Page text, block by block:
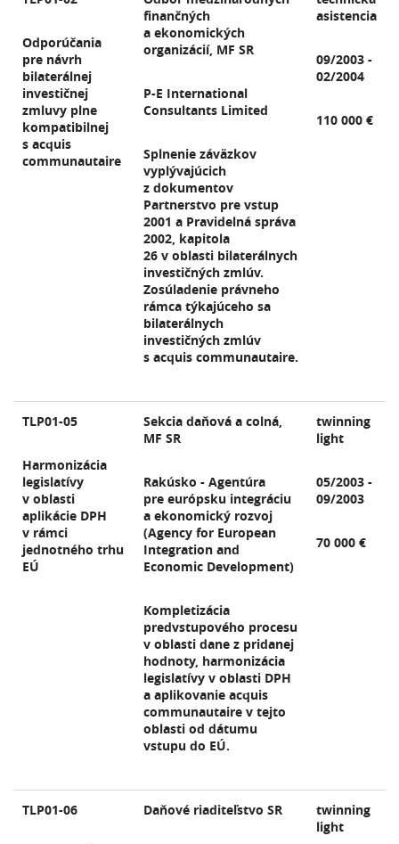
Odporúčania
pre návrh
bilaterálnej
investičnej
zmluvy plne
kompatibilnej
s acquis
communautaire
finančných
a ekonomických
organizácií, MF SR
P-E International
Consultants Limited
Splnenie záväzkov
vyplývajúcich
z dokumentov
Partnerstvo pre vstup
2001 a Pravidelná správa
2002, kapitola
26 v oblasti bilaterálnych
investičných zmlúv.
Zosúladenie právneho
rámca týkajúceho sa
bilaterálnych
investičných zmlúv
s acquis communautaire.
asistencia
09/2003 -
02/2004
110 000 €
TLP01-05
Harmonizácia
legislatívy
v oblasti
aplikácie DPH
v rámci
jednotného trhu
EÚ
Sekcia daňová a colná,
MF SR
Rakúsko - Agentúra
pre európsku integráciu
a ekonomický rozvoj
(Agency for European
Integration and
Economic Development)
Kompletizácia
predvstupového procesu
v oblasti dane z pridanej
hodnoty, harmonizácia
legislatívy v oblasti DPH
a aplikovanie acquis
communautaire v tejto
oblasti od dátumu
vstupu do EÚ.
twinning
light
05/2003 -
09/2003
70 000 €
TLP01-06 Daňové riaditeľstvo SR
twinning
light